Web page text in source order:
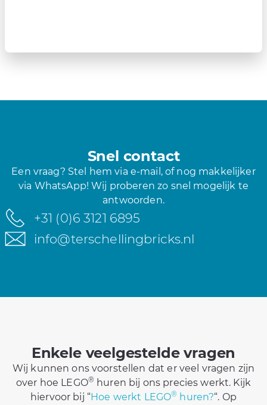
Snel contact
Een vraag? Stel hem via e-mail, of nog makkelijker
via WhatsApp! Wij proberen zo snel mogelijk te
antwoorden.
+31 (0)6 3121 6895
info@terschellingbricks.nl
Enkele veelgestelde vragen
Wij kunnen ons voorstellen dat er veel vragen zijn
over hoe LEGO® huren bij ons precies werkt. Kijk
hiervoor bij “Hoe werkt LEGO® huren?“. Op